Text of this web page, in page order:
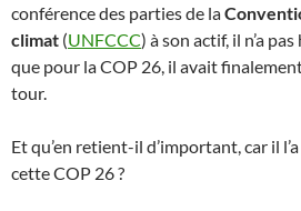
conférence des parties de la
climat (UNFCCC) à son actif, il n’a
que pour la COP 26, il avait
tour.
Et qu’en retient-il d’important, car il
cette COP 26 ?